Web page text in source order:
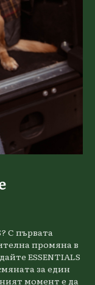
С първата
промяна в
ESSENTIALS
за един
момент е да